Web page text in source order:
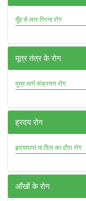
मुँह से लार गिरना रोग
मूत्र तंत्र के रोग
मूत्र मार्ग संक्रमण रोग
ह्रदय रोग
हृदयाघात या दिल का दौरा रोग
आँखों के रोग